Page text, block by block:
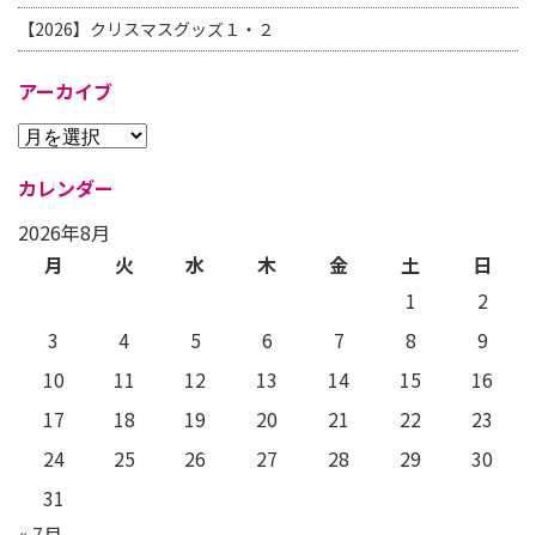
【2026】クリスマスグッズ１・２
アーカイブ
カレンダー
2026年8月
月
火 水 木 金 土
日
1
2
3
4 5 6 7 8
9
10
11 12 13 14 15
16
17
18 19 20 21 22
23
24
25 26 27 28 29
30
31